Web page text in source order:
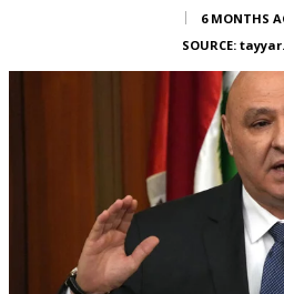
6 MONTHS
SOURCE: